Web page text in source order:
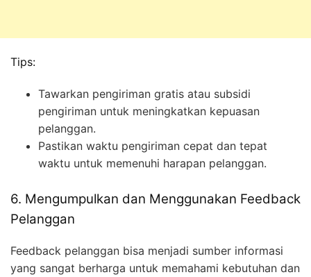
Tips:
Tawarkan pengiriman gratis atau subsidi
pengiriman untuk meningkatkan kepuasan
pelanggan.
Pastikan waktu pengiriman cepat dan tepat
waktu untuk memenuhi harapan pelanggan.
6. Mengumpulkan dan Menggunakan Feedback
Pelanggan
Feedback pelanggan bisa menjadi sumber informasi
yang sangat berharga untuk memahami kebutuhan dan